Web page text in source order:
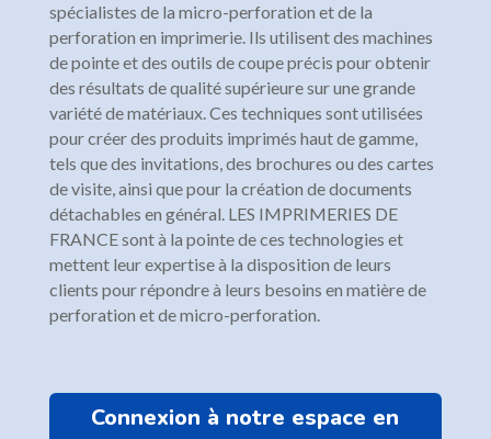
spécialistes de la micro-perforation et de la
perforation en imprimerie. Ils utilisent des machines
de pointe et des outils de coupe précis pour obtenir
des résultats de qualité supérieure sur une grande
variété de matériaux. Ces techniques sont utilisées
pour créer des produits imprimés haut de gamme,
tels que des invitations, des brochures ou des cartes
de visite, ainsi que pour la création de documents
détachables en général. LES IMPRIMERIES DE
FRANCE sont à la pointe de ces technologies et
mettent leur expertise à la disposition de leurs
clients pour répondre à leurs besoins en matière de
perforation et de micro-perforation.
Connexion à notre espace en